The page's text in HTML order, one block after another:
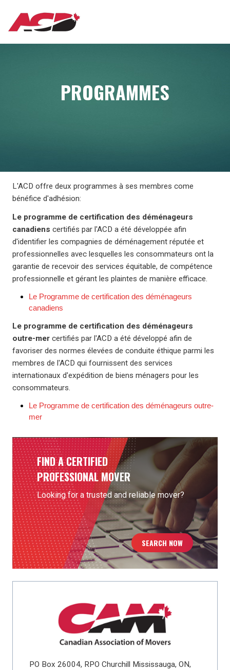
PROGRAMMES
L'ACD offre deux programmes à ses membres come
bénéfice d'adhésion:
Le programme de certification des déménageurs
canadiens certifiés par l'ACD a été développée afin
d'identifier les compagnies de déménagement réputée et
professionnelles avec lesquelles les consommateurs ont la
garantie de recevoir des services équitable, de compétence
professionnelle et gérant les plaintes de manière efficace.
Le Programme de certification des déménageurs
canadiens
Le programme de certification des déménageurs
outre-mer certifiés par l'ACD a été développé afin de
favoriser des normes élevées de conduite éthique parmi les
membres de l'ACD qui fournissent des services
internationaux d'expédition de biens ménagers pour les
consommateurs.
Le Programme de certification des déménageurs outre-
mer
FIND A CERTIFIED
PROFESSIONAL MOVER
Looking for a trusted and reliable mover?
SEARCH NOW
PO Box 26004, RPO Churchill Mississauga, ON,